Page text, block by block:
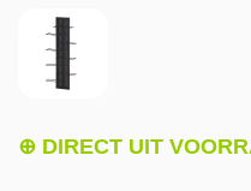
⊕ DIRECT UIT